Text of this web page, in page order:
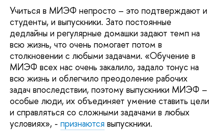
Учиться в МИЭФ непросто – это подтверждают и
студенты, и выпускники. Зато постоянные
дедлайны и регулярные домашки задают темп на
всю жизнь, что очень помогает потом в
столкновении с любыми задачами. «Обучение в
МИЭФ всех нас очень закалило, задало тонус на
всю жизнь и облегчило преодоление рабочих
задач впоследствии, поэтому выпускники МИЭФ –
особые люди, их объединяет умение ставить цели
и справляться со сложными задачами в любых
условиях», - признаются выпускники.